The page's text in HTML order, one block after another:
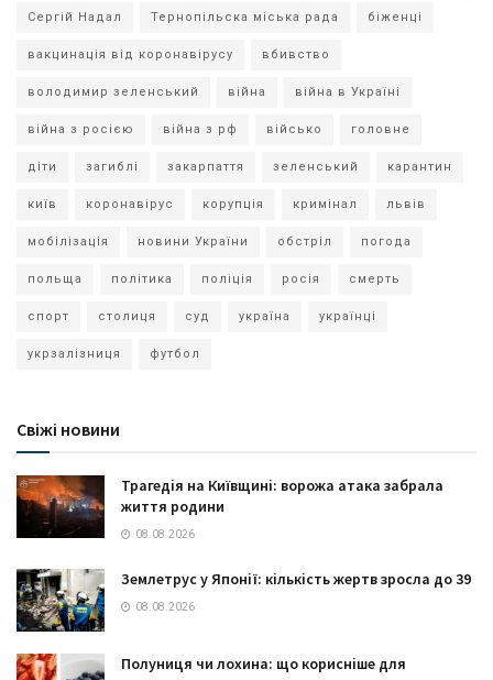
Сергій Надал Тернопільска міська рада біженці
вакцинація від коронавірусу вбивство
володимир зеленський війна війна в Україні
війна з росією війна з рф військо головне
діти загиблі закарпаття зеленський карантин
київ коронавірус корупція кримінал львів
мобілізація новини України обстріл погода
польща політика поліція росія смерть
спорт столиця суд україна українці
укрзалізниця футбол
Свіжі новини
Трагедія на Київщині: ворожа атака забрала
життя родини
08.08.2026
Землетрус у Японії: кількість жертв зросла до 39
08.08.2026
Полуниця чи лохина: що корисніше для